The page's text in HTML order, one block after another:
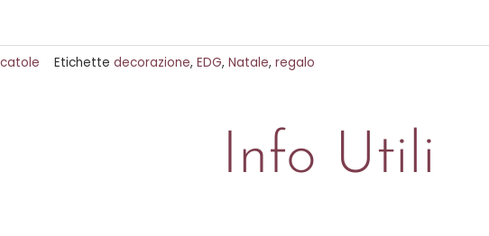
Etichette decorazione, EDG, Natale, regalo
Info Utili